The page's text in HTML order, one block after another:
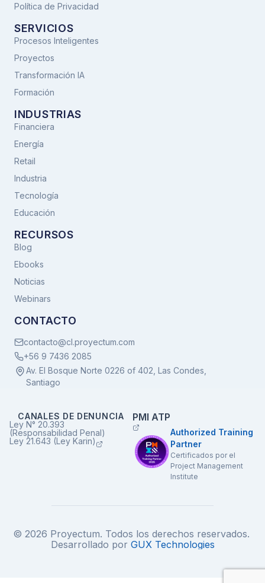
Política de Privacidad
SERVICIOS
Procesos Inteligentes
Proyectos
Transformación IA
Formación
INDUSTRIAS
Financiera
Energía
Retail
Industria
Tecnología
Educación
RECURSOS
Blog
Ebooks
Noticias
Webinars
CONTACTO
contacto@cl.proyectum.com
+56 9 7436 2085
Av. El Bosque Norte 0226 of 402, Las Condes,
Santiago
CANALES DE DENUNCIA
Ley N° 20.393
(Responsabilidad Penal)
Ley 21.643 (Ley Karin)
PMI ATP
Authorized Training
Partner
Certificados por el
Project Management
Institute
© 2026 Proyectum. Todos los derechos reservados.
Desarrollado por GUX Technologies